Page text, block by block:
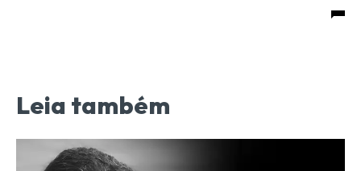
Leia também